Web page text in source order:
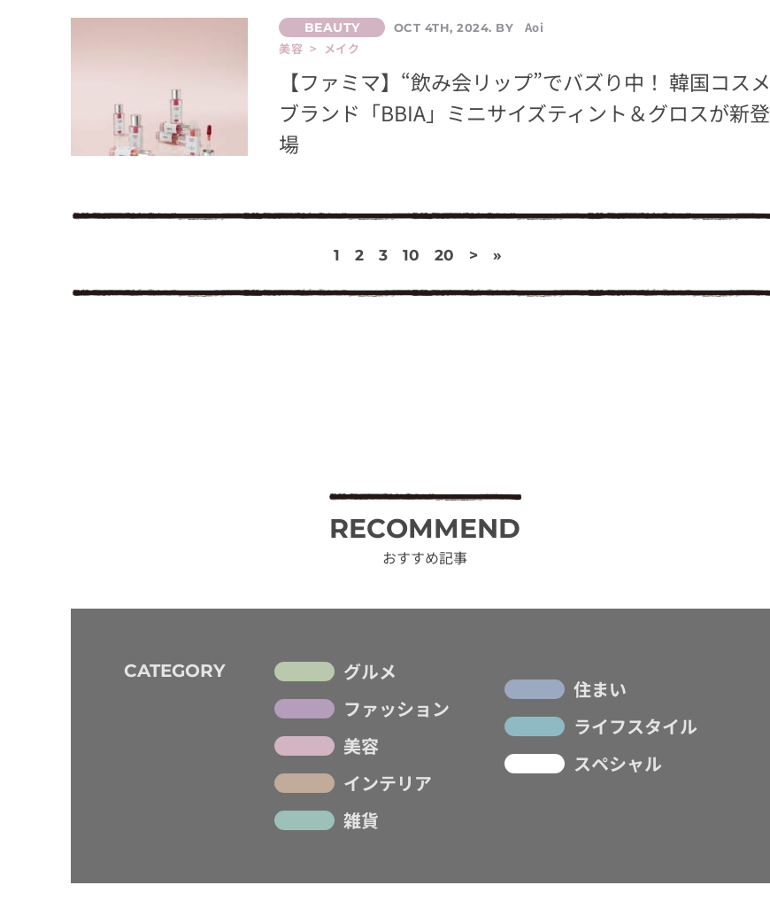
OCT 4TH, 2024. BY
Aoi
美容 > メイク
【ファミマ】“飲み会リップ”でバズり中！ 韓国コスメ
ブランド「BBIA」ミニサイズティント＆グロスが新登
場
1 2 3 10 20 > »
RECOMMEND
おすすめ記事
CATEGORY
グルメ
ファッション
美容
インテリア
雑貨
住まい
ライフスタイル
スペシャル